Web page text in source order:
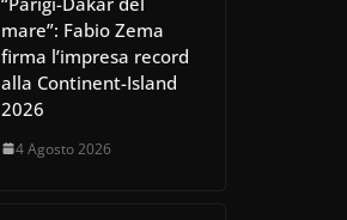
mare”: Fabio Zema
firma l’impresa record
alla Continent-Island
2026
4 Agosto 2026